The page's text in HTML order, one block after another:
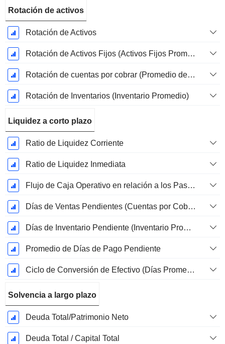
Rotación de activos
Rotación de Activos
Rotación de Activos Fijos (Activos Fijos Promedio)
Rotación de cuentas por cobrar (Promedio de cuentas por cobrar)
Rotación de Inventarios (Inventario Promedio)
Liquidez a corto plazo
Ratio de Liquidez Corriente
Ratio de Liquidez Inmediata
Flujo de Caja Operativo en relación a los Pasivos Corrientes
Días de Ventas Pendientes (Cuentas por Cobrar Promedio)
Días de Inventario Pendiente (Inventario Promedio)
Promedio de Días de Pago Pendiente
Ciclo de Conversión de Efectivo (Días Promedio)
Solvencia a largo plazo
Deuda Total/Patrimonio Neto
Deuda Total / Capital Total